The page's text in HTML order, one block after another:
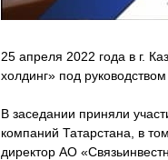
25 апреля 2022 года в г.
холдинг» под
В заседании приняли
компаний Татарстана, в
директор АО